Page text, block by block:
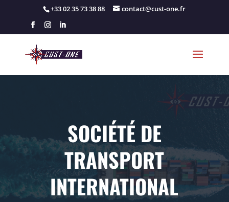
+33 02 35 73 38 88 contact@cust-one.fr
SOCIÉTÉ DE
TRANSPORT
INTERNATIONAL